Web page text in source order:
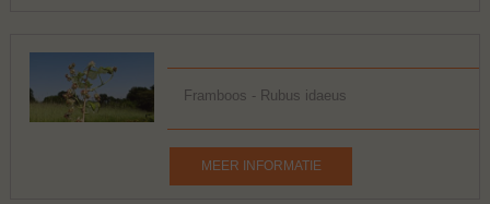
Framboos - Rubus idaeus
MEER INFORMATIE